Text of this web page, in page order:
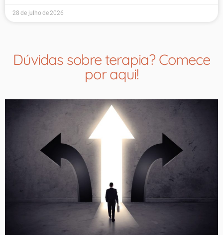
28 de julho de 2026
Dúvidas sobre terapia? Comece
por aqui!